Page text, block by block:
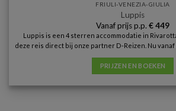
FRIULI-VENEZIA-GIULIA
Luppis
Vanaf prijs p.p. €449
Luppis is een 4 sterren accommodatie in
deze reis direct bij onze partner D-Reizen. Nu vanaf
PRIJZEN EN BOEKEN